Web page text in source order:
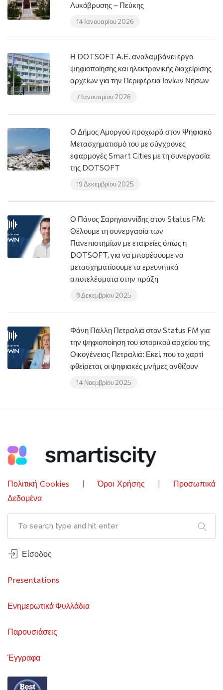
Λυκόβρυσης – Πεύκης
14 Ιανουαρίου 2026
Η DOTSOFT Α.Ε. αναλαμβάνει έργο
ψηφιοποίησης και ηλεκτρονικής διαχείρισης
αρχείων για την Περιφέρεια Ιονίων Νήσων
7 Ιανουαρίου 2026
Ο Δήμος Αμοργού προχωρά στον Ψηφιακό
Μετασχηματισμό του με σύγχρονες
εφαρμογές Smart Cities με τη συνεργασία
της DOTSOFT
19 Δεκεμβρίου 2025
Ο Πάνος Σαρηγιαννίδης στον Status FM:
Θέλουμε τη συνεργασία των
Πανεπιστημίων με εταιρείες όπως η
DOTSOFT, για να μπορέσουμε να
μετασχηματίσουμε τα ερευνητικά
αποτελέσματα στην πράξη
8 Δεκεμβρίου 2025
Φάνη Πάλλη Πετραλιά στον Status FM για
την ψηφιοποίηση του ιστορικού αρχείου της
Οικογένειας Πετραλιά: Εκεί, που το χαρτί
φθείρεται, οι ψηφιακές μνήμες ανθίζουν
14 Νοεμβρίου 2025
Πολιτική Cookies |Όροι Χρήσης | Προσωπικά
Δεδομένα
Είσοδος
Presentations
Ενημερωτικά Φυλλάδια
Παρουσιάσεις
Έγγραφα